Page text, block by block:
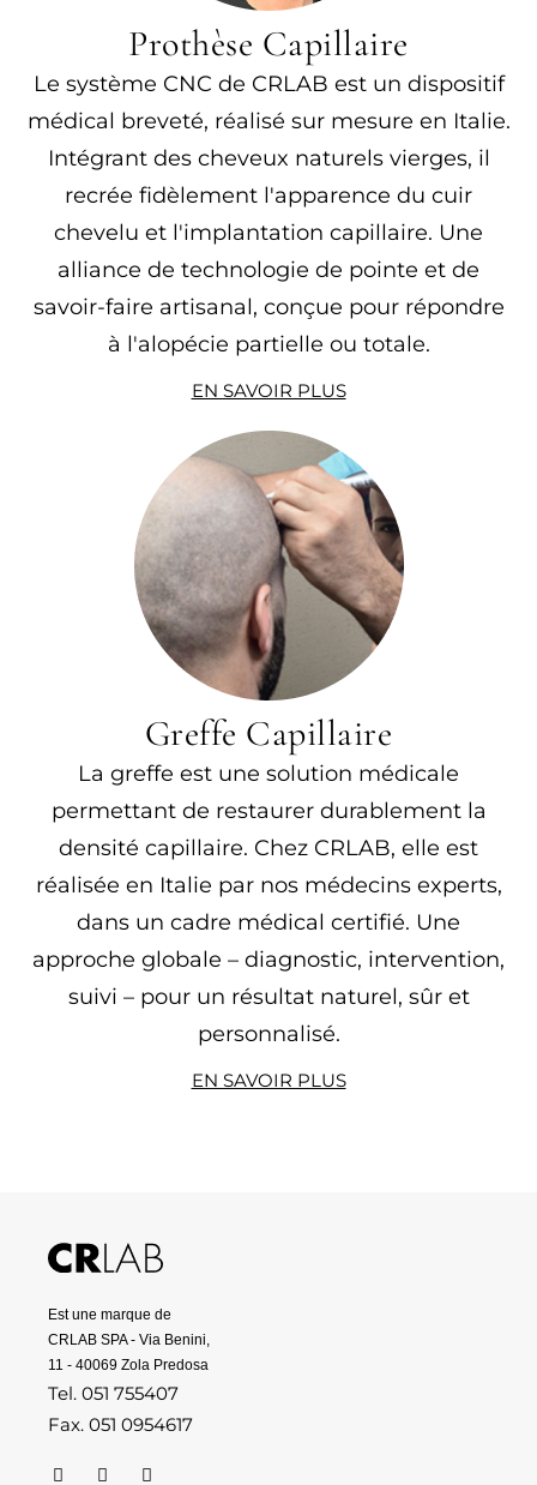
Prothèse Capillaire
Le système CNC de CRLAB est un dispositif
médical breveté, réalisé sur mesure en Italie.
Intégrant des cheveux naturels vierges, il
recrée fidèlement l'apparence du cuir
chevelu et l'implantation capillaire. Une
alliance de technologie de pointe et de
savoir-faire artisanal, conçue pour répondre
à l'alopécie partielle ou totale.
EN SAVOIR PLUS
Greffe Capillaire
La greffe est une solution médicale
permettant de restaurer durablement la
densité capillaire. Chez CRLAB, elle est
réalisée en Italie par nos médecins experts,
dans un cadre médical certifié. Une
approche globale – diagnostic, intervention,
suivi – pour un résultat naturel, sûr et
personnalisé.
EN SAVOIR PLUS
Est une marque de
CRLAB SPA - Via Benini,
11 - 40069 Zola Predosa
Tel. 051 755407
Fax. 051 0954617